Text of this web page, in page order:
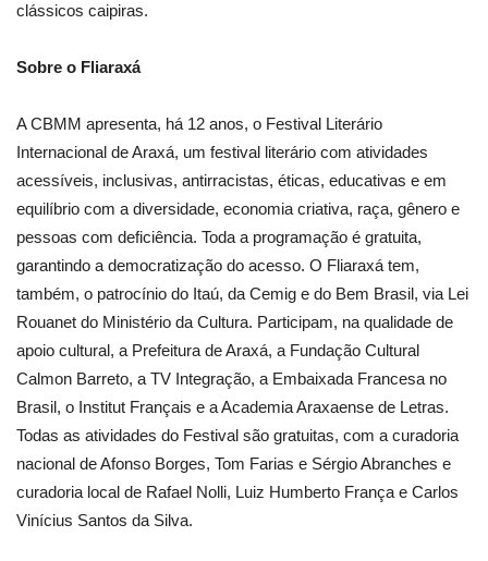
clássicos caipiras.
Sobre o Fliaraxá
A CBMM apresenta, há 12 anos, o Festival Literário
Internacional de Araxá, um festival literário com atividades
acessíveis, inclusivas, antirracistas, éticas, educativas e em
equilíbrio com a diversidade, economia criativa, raça, gênero e
pessoas com deficiência. Toda a programação é gratuita,
garantindo a democratização do acesso. O Fliaraxá tem,
também, o patrocínio do Itaú, da Cemig e do Bem Brasil, via Lei
Rouanet do Ministério da Cultura. Participam, na qualidade de
apoio cultural, a Prefeitura de Araxá, a Fundação Cultural
Calmon Barreto, a TV Integração, a Embaixada Francesa no
Brasil, o Institut Français e a Academia Araxaense de Letras.
Todas as atividades do Festival são gratuitas, com a curadoria
nacional de Afonso Borges, Tom Farias e Sérgio Abranches e
curadoria local de Rafael Nolli, Luiz Humberto França e Carlos
Vinícius Santos da Silva.